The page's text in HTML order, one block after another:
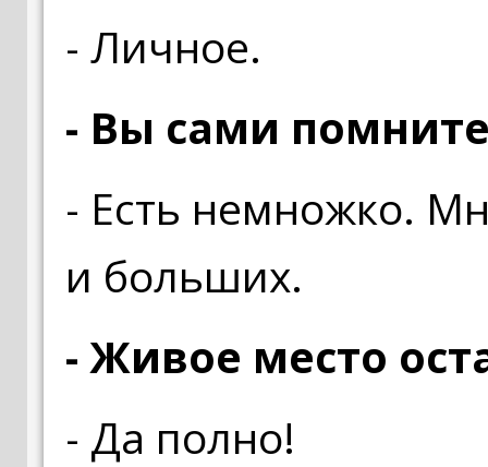
- Личное.
- Вы сами
- Есть немножко.
и больших.
- Живое место
- Да полно!